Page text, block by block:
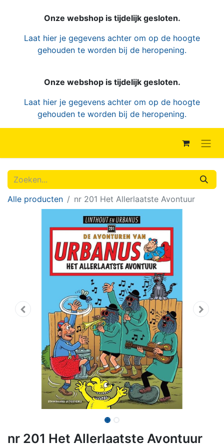
Onze webshop is tijdelijk gesloten.
Laat hier je gegevens achter om op de hoogte
gehouden te worden bij de heropening.
Onze webshop is tijdelijk gesloten.
Laat hier je gegevens achter om op de hoogte
gehouden te worden bij de heropening.
Alle producten nr 201 Het Allerlaatste Avontuur
nr 201 Het Allerlaatste Avontuur